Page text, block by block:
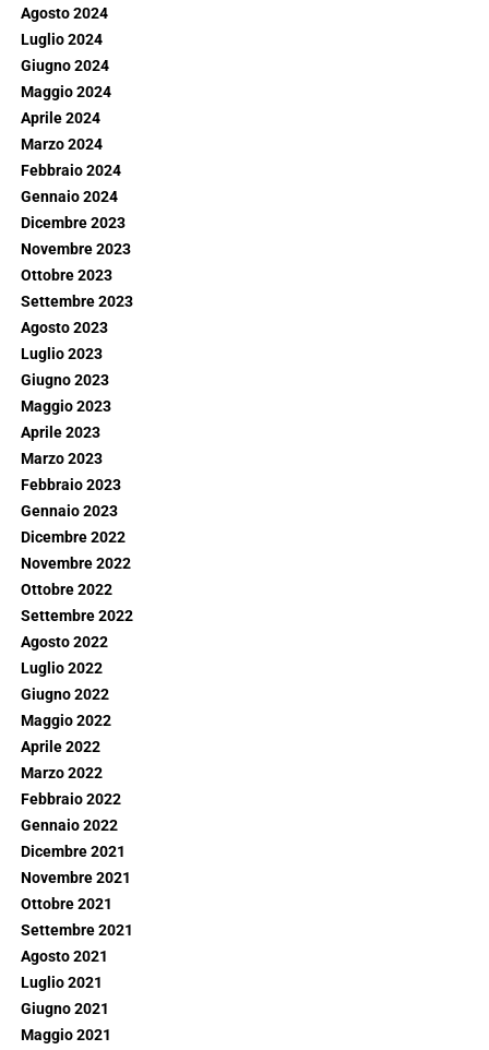
Agosto 2024
Luglio 2024
Giugno 2024
Maggio 2024
Aprile 2024
Marzo 2024
Febbraio 2024
Gennaio 2024
Dicembre 2023
Novembre 2023
Ottobre 2023
Settembre 2023
Agosto 2023
Luglio 2023
Giugno 2023
Maggio 2023
Aprile 2023
Marzo 2023
Febbraio 2023
Gennaio 2023
Dicembre 2022
Novembre 2022
Ottobre 2022
Settembre 2022
Agosto 2022
Luglio 2022
Giugno 2022
Maggio 2022
Aprile 2022
Marzo 2022
Febbraio 2022
Gennaio 2022
Dicembre 2021
Novembre 2021
Ottobre 2021
Settembre 2021
Agosto 2021
Luglio 2021
Giugno 2021
Maggio 2021